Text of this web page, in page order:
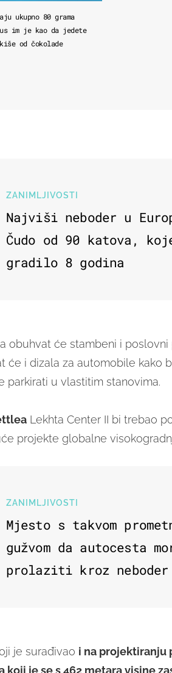
ukupno 80 grama
im je kao da jedete
od čokolade
ZANIMLJIVOSTI
Najviši neboder u
Čudo od 90 katova,
gradilo 8 godina
obuhvat će stambeni i poslovni
će i dizala za automobile kako
u vlastitim stanovima.
Lekhta Center II bi trebao
projekte globalne
ZANIMLJIVOSTI
Mjesto s takvom
gužvom da autocesta
prolaziti kroz neboder
je surađivao i na projektiranju